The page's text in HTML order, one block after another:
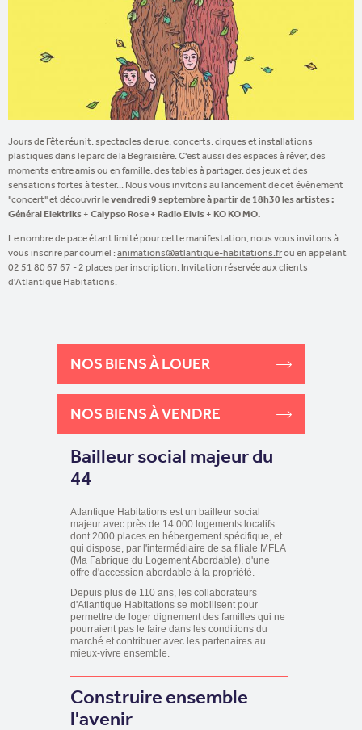
Jours de Fête réunit, spectacles de rue, concerts, cirques et installations
plastiques dans le parc de la Begraisière. C'est aussi des espaces à rêver, des
moments entre amis ou en famille, des tables à partager, des jeux et des
sensations fortes à tester... Nous vous invitons au lancement de cet évènement
"concert" et découvrirle vendredi 9 septembre à partir de 18h30 les artistes :
Général Elektriks + Calypso Rose + Radio Elvis + KO KO MO.
Le nombre de pace étant limité pour cette manifestation, nous vous invitons à
vous inscrire par courriel :animations@atlantique-habitations.frou en appelant
02 51 80 67 67 - 2 places par inscription. Invitation réservée aux clients
d'Atlantique Habitations.
NOS BIENS À LOUER
NOS BIENS À VENDRE
Bailleur social majeur du
44
Atlantique Habitations est un bailleur social
majeur avec près de 14 000 logements locatifs
dont 2000 places en hébergement spécifique, et
qui dispose, par l'intermédiaire de sa filiale MFLA
(Ma Fabrique du Logement Abordable), d'une
offre d'accession abordable à la propriété.
Depuis plus de 110 ans, les collaborateurs
d'Atlantique Habitations se mobilisent pour
permettre de loger dignement des familles qui ne
pourraient pas le faire dans les conditions du
marché et contribuer avec les partenaires au
mieux-vivre ensemble.
Construire ensemble
l'avenir